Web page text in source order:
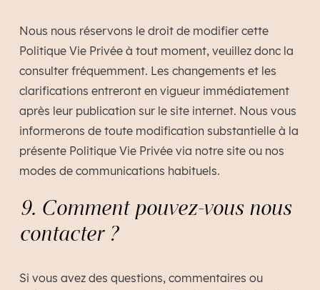
Nous nous réservons le droit de modifier cette
Politique Vie Privée à tout moment, veuillez donc la
consulter fréquemment. Les changements et les
clarifications entreront en vigueur immédiatement
après leur publication sur le site internet. Nous vous
informerons de toute modification substantielle à la
présente Politique Vie Privée via notre site ou nos
modes de communications habituels.
9. Comment pouvez-vous nous
contacter ?
Si vous avez des questions, commentaires ou